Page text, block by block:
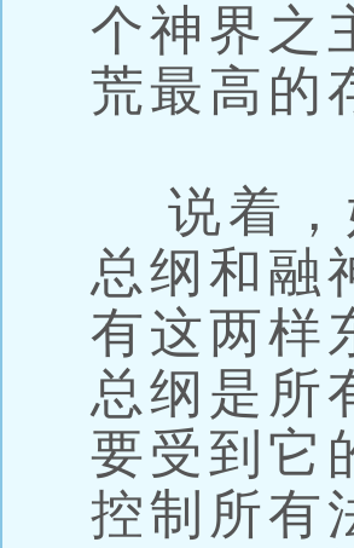
个神界之
荒最高的
说着，
总纲和融
有这两样
总纲是所
要受到它
控制所有